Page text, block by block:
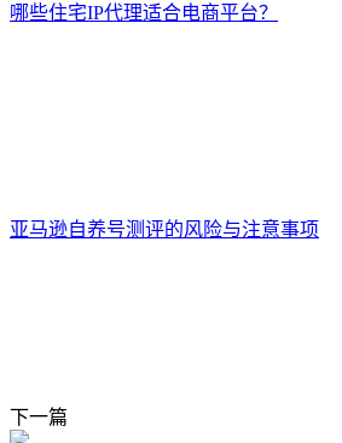
哪些住宅IP代理适合电商平台？
亚马逊自养号测评的风险与注意事项
下一篇